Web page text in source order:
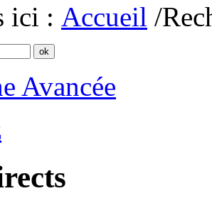
ici : Accueil /
Avancée